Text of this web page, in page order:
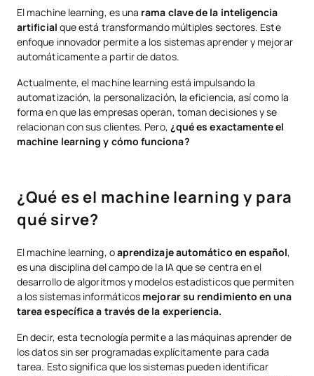
Tipos y métodos de machine learning
Beneficios del Machine Learning en el ámbito empresarial
Machine learning y tecnologías como el big data o deep learning
Aplicaciones prácticas del ML
Machine learning: Innovación que transforma industrias
El machine learning, es una rama clave de la inteligencia
artificial que está transformando múltiples sectores. Este
enfoque innovador permite a los sistemas aprender y mejorar
automáticamente a partir de datos.
Actualmente, el machine learning está impulsando la
automatización, la personalización, la eficiencia, así como la
forma en que las empresas operan, toman decisiones y se
relacionan con sus clientes. Pero, ¿qué es exactamente el
machine learning y cómo funciona?
¿Qué es el machine learning y para
qué sirve?
El machine learning, oaprendizaje automático en español,
es una disciplina del campo de la IA que se centra en el
desarrollo de algoritmos y modelos estadísticos que permiten
a los sistemas informáticos mejorar su rendimiento en una
tarea específica a través de la experiencia.
En decir, esta tecnología permite a las máquinas aprender de
los datos sin ser programadas explícitamente para cada
tarea. Esto significa que los sistemas pueden identificar